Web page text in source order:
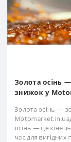
Золота осінь
знижок у
Золота осінь —
осінь — це
час для вигідних